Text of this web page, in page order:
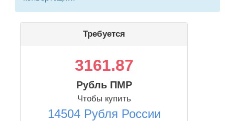
Требуется
3161.87
Рубль ПМР
Чтобы купить
14504 Рубля России